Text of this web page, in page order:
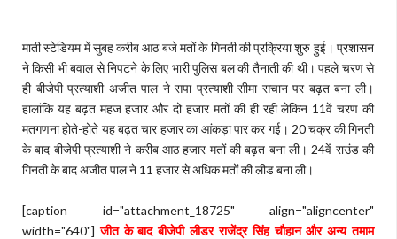
माती स्टेडियम में सुबह करीब आठ बजे मतों के गिनती की प्रक्रिया शुरु हुई। प्रशासन
ने किसी भी बवाल से निपटने के लिए भारी पुलिस बल की तैनाती की थी। पहले चरण से
ही बीजेपी प्रत्याशी अजीत पाल ने सपा प्रत्याशी सीमा सचान पर बढ़त बना ली।
हालांकि यह बढ़त महज हजार और दो हजार मतों की ही रही लेकिन 11वें चरण की
मतगणना होते-होते यह बढ़त चार हजार का आंकड़ा पार कर गई। 20 चक्र की गिनती
के बाद बीजेपी प्रत्याशी ने करीब आठ हजार मतों की बढ़त बना ली। 24वें राउंड की
गिनती के बाद अजीत पाल ने 11 हजार से अधिक मतों की लीड बना ली।
[caption id="attachment_18725" align="aligncenter"
width="640"] जीत के बाद बीजेपी लीडर राजेंद्र सिंह चौहान और अन्य तमाम